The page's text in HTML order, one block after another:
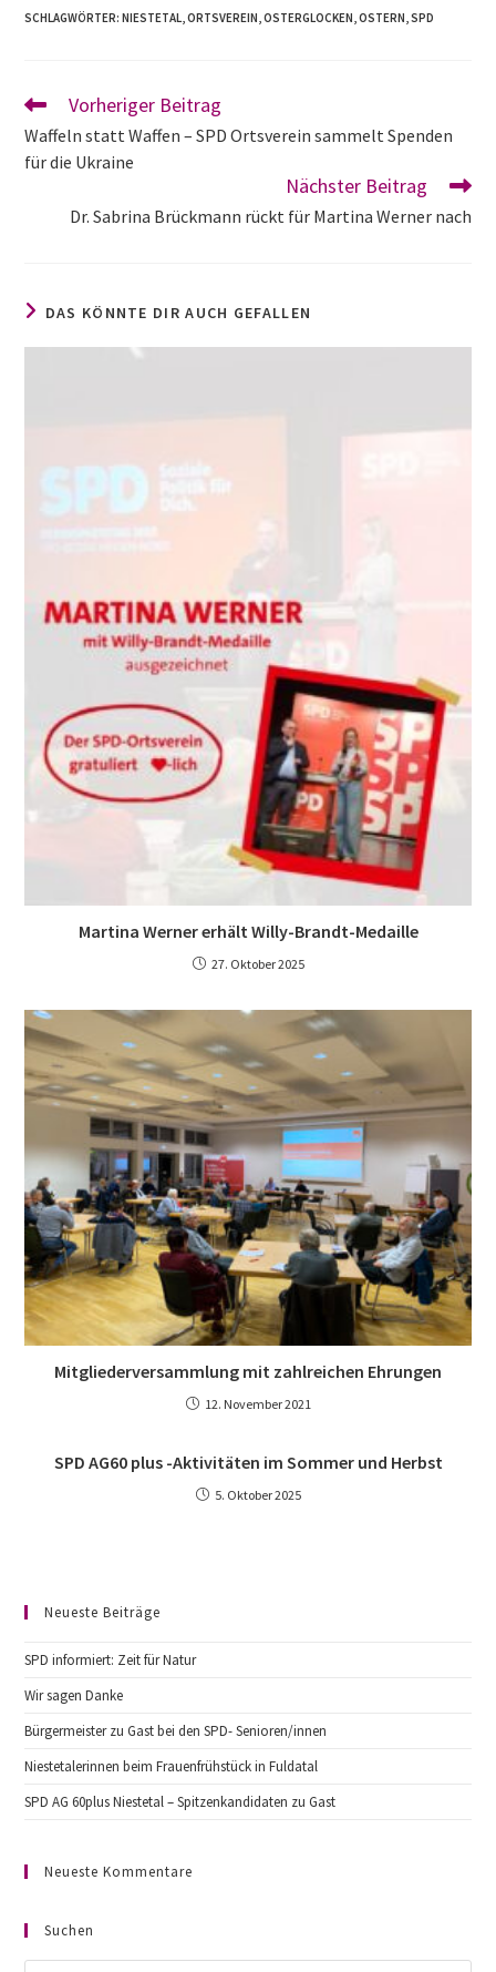
SCHLAGWÖRTER:NIESTETAL,ORTSVEREIN,OSTERGLOCKEN,OSTERN,SPD
Vorheriger Beitrag
Waffeln statt Waffen – SPD Ortsverein sammelt Spenden
für die Ukraine
Nächster Beitrag
Dr. Sabrina Brückmann rückt für Martina Werner nach
DAS KÖNNTE DIR AUCH GEFALLEN
Martina Werner erhält Willy-Brandt-Medaille
27. Oktober 2025
Mitgliederversammlung mit zahlreichen Ehrungen
12. November 2021
SPD AG60 plus -Aktivitäten im Sommer und Herbst
5. Oktober 2025
Neueste Beiträge
SPD informiert: Zeit für Natur
Wir sagen Danke
Bürgermeister zu Gast bei den SPD- Senioren/innen
Niestetalerinnen beim Frauenfrühstück in Fuldatal
SPD AG 60plus Niestetal – Spitzenkandidaten zu Gast
Neueste Kommentare
Suchen